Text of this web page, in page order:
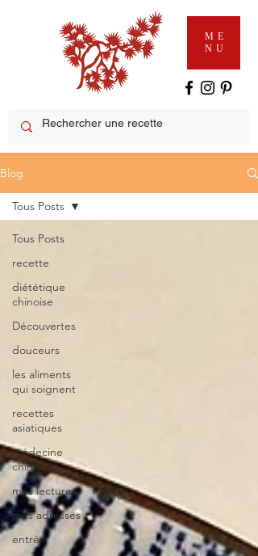
ME
NU
Blog
Tous Posts
recette
diététique
chinoise
Découvertes
douceurs
les aliments
qui soignent
recettes
asiatiques
médecine
chinoise
mes lectures
mes adresses
entrée
Tous Posts